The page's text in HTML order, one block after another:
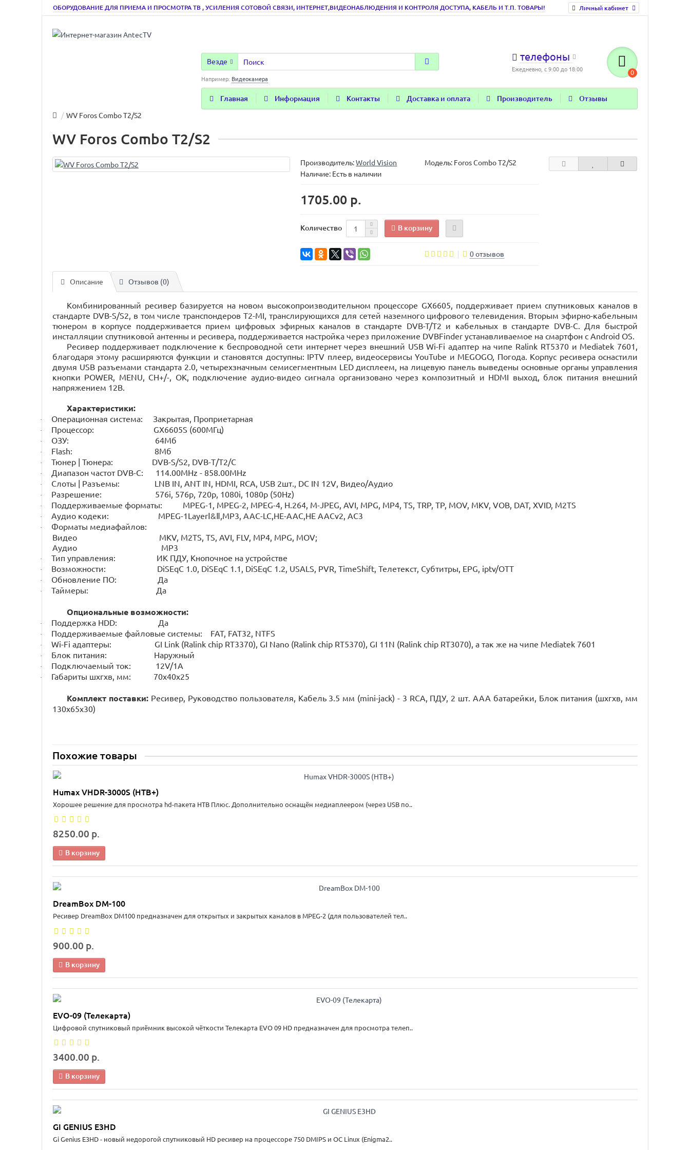
Личный кабинет
ОБОРУДОВАНИЕ ДЛЯ ПРИЕМА И ПРОСМОТРА ТВ , УСИЛЕНИЯ СОТОВОЙ СВЯЗИ, ИНТЕРНЕТ,ВИДЕОНАБЛЮДЕНИЯ И КОНТРОЛЯ ДОСТУПА, КАБЕЛЬ И Т.П. ТОВАРЫ!
телефоны
Ежедневно, с 9:00 до 18:00 0
Везде
Например: Видеокамера
Главная Информация Контакты Доставка и оплата Производитель Отзывы
WV Foros Combo T2/S2
WV Foros Combo T2/S2
Производитель:World Vision Модель: Foros Combo T2/S2
Наличие: Есть в наличии
1705.00 р.
Количество В корзину
0 отзывов
Описание Отзывов (0)
Комбинированный ресивер базируется на новом высокопроизводительном процессоре GX6605, поддерживает прием спутниковых каналов в
стандарте DVB-S/S2, в том числе транспондеров T2-MI, транслирующихся для сетей наземного цифрового телевидения. Вторым эфирно-кабельным
тюнером в корпусе поддерживается прием цифровых эфирных каналов в стандарте DVB-T/T2 и кабельных в стандарте DVB-C. Для быстрой
инсталляции спутниковой антенны и ресивера, поддерживается настройка через приложение DVBFinder устанавливаемое на смартфон с Android OS.
Ресивер поддерживает подключение к беспроводной сети интернет через внешний USB Wi-Fi адаптер на чипе Ralink RT5370 и Mediatek 7601,
благодаря этому расширяются функции и становятся доступны: IPTV плеер, видеосервисы YouTube и MEGOGO, Погода. Корпус ресивера оснастили
двумя USB разъемами стандарта 2.0, четырехзначным семисегментным LED дисплеем, на лицевую панель выведены основные органы управления
кнопки POWER, MENU, CH+/-, OK, подключение аудио-видео сигнала организовано через композитный и HDMI выход, блок питания внешний
напряжением 12В.
Характеристики:
· Операционная система: Закрытая, Проприетарная
· Процессор: GX6605S (600МГц)
· ОЗУ: 64Мб
· Flash: 8Мб
· Тюнер | Тюнера: DVB-S/S2, DVB-T/T2/C
· Диапазон частот DVB-C: 114.00MHz - 858.00MHz
· Слоты | Разъемы: LNB IN, ANT IN, HDMI, RCA, USB 2шт., DC IN 12V, Видео/Аудио
· Разрешение: 576i, 576p, 720p, 1080i, 1080p (50Hz)
· Поддерживаемые форматы: MPEG-1, MPEG-2, MPEG-4, H.264, M-JPEG, AVI, MPG, MP4, TS, TRP, TP, MOV, MKV, VOB, DAT, XVID, M2TS
· Аудио кодеки: MPEG-1Layer & ,MP3, AAC-LC,HE-AAC,HE AACv2, AC3
·
Форматы медиафайлов:
Видео MKV, M2TS, TS, AVI, FLV, MP4, MPG, MOV;
Аудио MP3
· Тип управления: ИК ПДУ, Кнопочное на устройстве
· Возможности: DiSEqC 1.0, DiSEqC 1.1, DiSEqC 1.2, USALS, PVR, TimeShift, Телетекст, Субтитры, EPG, iptv/OTT
· Обновление ПО: Да
· Таймеры: Да
Опциональные возможности:
· Поддержка HDD: Да
· Поддерживаемые файловые системы: FAT, FAT32, NTFS
· Wi-Fi адаптеры: GI Link (Ralink chip RT3370), GI Nano (Ralink chip RT5370), GI 11N (Ralink chip RT3070), а так же на чипе Mediatek 7601
· Блок питания: Наружный
· Подключаемый ток: 12V/1A
· Габариты шхгхв, мм: 70x40x25
Комплект поставки: Ресивер, Руководство пользователя, Кабель 3.5 мм (mini-jack) - 3 RCA, ПДУ, 2 шт. ААА батарейки, Блок питания (шхгхв, мм
130х65х30)
Похожие товары
Humax VHDR-3000S (НТВ+)
Хорошее решение для просмотра hd-пакета НТВ Плюс. Дополнительно оснащён медиаплеером (через USB по..
8250.00 р.
В корзину
DreamBox DM-100
Ресивер DreamBox DM100 предназначен для открытых и закрытых каналов в MPEG-2 (для пользователей тел..
900.00 р.
В корзину
EVO-09 (Телекарта)
Цифровой спутниковый приёмник высокой чёткости Телекарта EVO 09 HD предназначен для просмотра телеп..
3400.00 р.
В корзину
GI GENIUS E3HD
Gi Genius E3HD - новый недорогой спутниковый HD ресивер на процессоре 750 DMIPS и ОС Linux (Enigma2..